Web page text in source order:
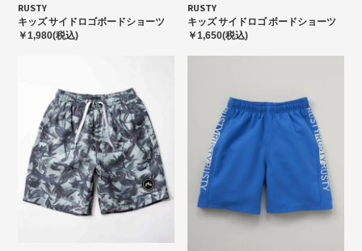
RUSTY
キッズ サイドロゴボードショーツ
￥1,980(税込)
RUSTY
キッズ サイドロゴ ボードショーツ
￥1,650(税込)